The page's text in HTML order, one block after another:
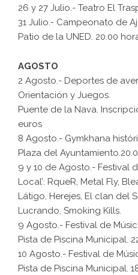
26 y 27 Julio.- Teatro El
31 Julio.- Campeonato de
Patio de la UNED. 20.00
AGOSTO
2 Agosto.- Deportes de
Orientación y Juegos.
Puente de la Nava.
euros
8 Agosto.- Gymkhana
Plaza del
9 y 10 de Agosto.- Festival
Local’: RqueR, Metal Fly,
Látigo, Herejes, El clan del
Lucrando, Smoking Kills.
9 Agosto.- Festival de
Pista de Piscina Municipal.
10 Agosto.- Festival de
Pista de Piscina Municipal.